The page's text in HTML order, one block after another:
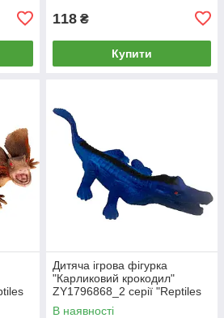
118 ₴
Купити
Дитяча ігрова фігурка
"Карликовий крокодил"
ZY1796868_2 серії "Reptiles
and insects"
В наявності